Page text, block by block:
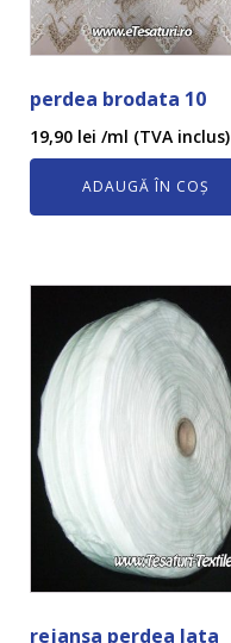
perdea brodata 10
19,90 lei /ml (TVA inclus)
ADAUGĂ ÎN COȘ
rejansa perdea lata